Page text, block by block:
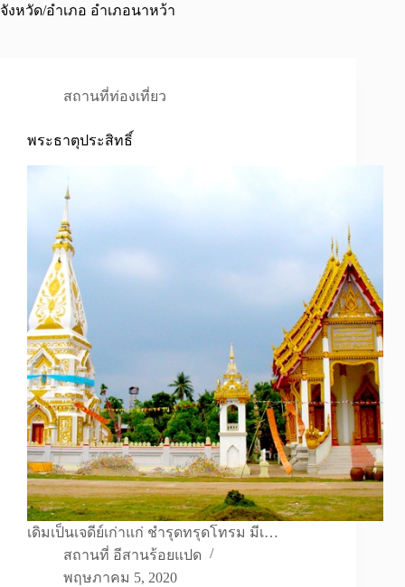
จังหวัด/อำเภอ อำเภอนาหว้า
สถานที่ท่องเที่ยว
พระธาตุประสิทธิ์
เดิมเป็นเจดีย์เก่าแก่ ชำรุดทรุดโทรม มีเ…
สถานที่ อีสานร้อยแปด
พฤษภาคม 5, 2020